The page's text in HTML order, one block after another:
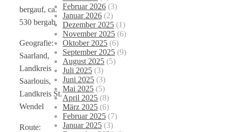
bergauf, ca.
530 bergab
Geografie:
Saarland,
Landkreis
Saarlouis,
Landkreis St.
Wendel
Route:
Februar 2026 (3)
Januar 2026 (2)
Dezember 2025 (1)
November 2025 (6)
Oktober 2025 (6)
September 2025 (9)
August 2025 (5)
Juli 2025 (3)
Juni 2025 (3)
Mai 2025 (5)
April 2025 (8)
März 2025 (6)
Februar 2025 (7)
Januar 2025 (3)